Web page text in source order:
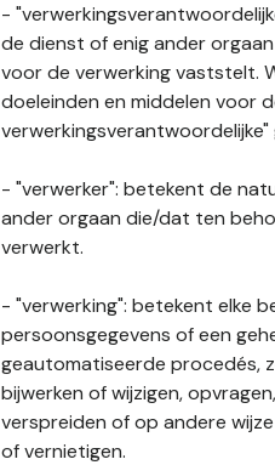
-
de dienst of enig ander
voor de verwerking vaststelt.
doeleinden en middelen voor
verwerkingsverantwoordelijke"
- "verwerker": betekent de
ander orgaan die/dat ten
verwerkt.
- "verwerking": betekent elke
persoonsgegevens of een
geautomatiseerde procedés,
bijwerken of wijzigen,
verspreiden of op andere
of vernietigen.